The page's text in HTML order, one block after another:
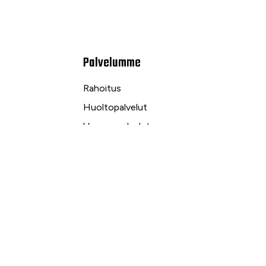
Palvelumme
Rahoitus
Huoltopalvelut
Varaosapalvelut